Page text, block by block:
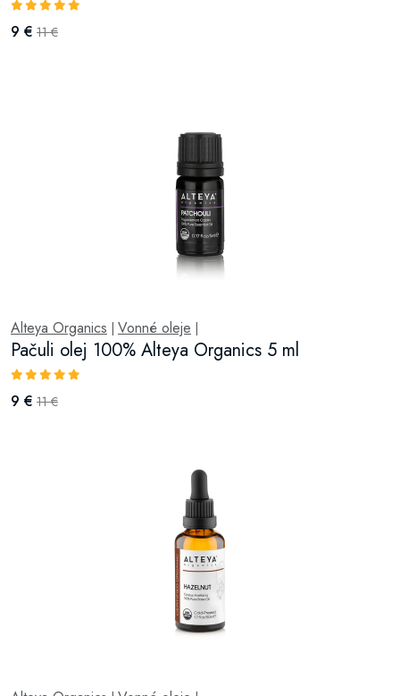
9 € 11 €
Alteya Organics Vonné oleje
Pačuli olej 100% Alteya Organics 5 ml
9 € 11 €